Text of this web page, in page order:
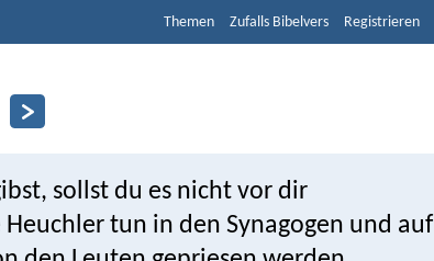
Themen Zufalls Bibelvers Registrieren
sollst du es nicht vor dir
tun in den Synagogen und auf